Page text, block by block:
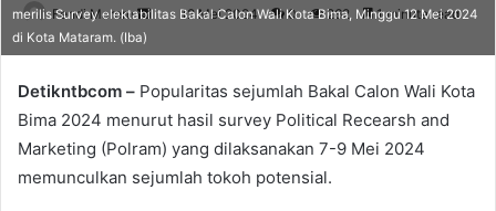
Fendi Marero
Send12 Mei 2024 0 262 1 minute read
merilis Survey elektabilitas Bakal Calon Wali Kota Bima, Minggu 12 Mei 2024
di Kota Mataram. (Iba)
Detikntbcom – Popularitas sejumlah Bakal Calon Wali Kota
Bima 2024 menurut hasil survey Political Recearsh and
Marketing (Polram) yang dilaksanakan 7-9 Mei 2024
memunculkan sejumlah tokoh potensial.